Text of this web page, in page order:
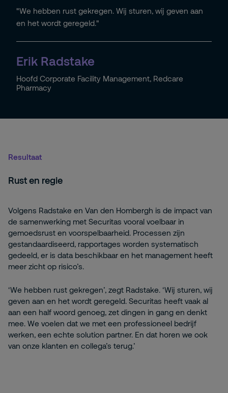
"We hebben rust gekregen. Wij sturen, wij geven aan
en het wordt geregeld."
Erik Radstake
Hoofd Corporate Facility Management, Redcare
Pharmacy
Resultaat
Rust en regie
Volgens Radstake en Van den Hombergh is de impact van
de samenwerking met Securitas vooral voelbaar in
gemoedsrust en voorspelbaarheid. Processen zijn
gestandaardiseerd, rapportages worden systematisch
gedeeld, er is data beschikbaar en het management heeft
meer zicht op risico’s.
‘We hebben rust gekregen’, zegt Radstake. ‘Wij sturen, wij
geven aan en het wordt geregeld. Securitas heeft vaak al
aan een half woord genoeg, zet dingen in gang en denkt
mee. We voelen dat we met een professioneel bedrijf
werken, een echte solution partner. En dat horen we ook
van onze klanten en collega’s terug.’